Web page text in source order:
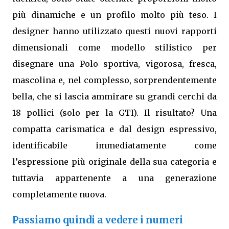
più dinamiche e un profilo molto più teso. I
designer hanno utilizzato questi nuovi rapporti
dimensionali come modello stilistico per
disegnare una Polo sportiva, vigorosa, fresca,
mascolina e, nel complesso, sorprendentemente
bella, che si lascia ammirare su grandi cerchi da
18 pollici (solo per la GTI). Il risultato? Una
compatta carismatica e dal design espressivo,
identificabile immediatamente come
l’espressione più originale della sua categoria e
tuttavia appartenente a una generazione
completamente nuova.
Passiamo quindi a vedere i numeri